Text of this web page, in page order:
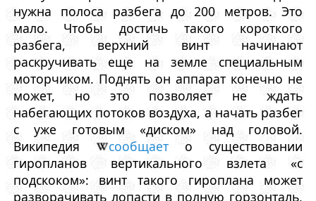
нужна полоса разбега до 200 метров. Это
мало. Чтобы достичь такого короткого
разбега, верхний винт начинают
раскручивать еще на земле специальным
моторчиком. Поднять он аппарат конечно не
может, но это позволяет не ждать
набегающих потоков воздуха, а начать разбег
с уже готовым «диском» над головой.
Википедия
сообщаето существовании
гиропланов вертикального взлета «с
подскоком»: винт такого гироплана может
разворачивать лопасти в полную горзонталь,